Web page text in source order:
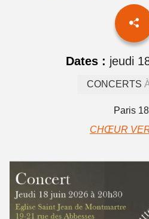
Dates : jeudi
CONCERTS
Paris
CHŒUR